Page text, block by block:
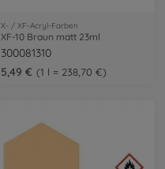
X- / XF-Acryl-Farben
XF-10 Braun matt 23ml
300081310
5,49 €
1 l = 238,70 €